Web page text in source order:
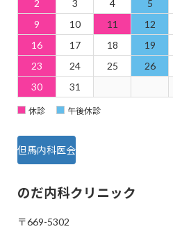
2
3 4 5
9
10 11 12
16
17 18 19
23
24 25 26
30
31
休診 午後休診
但馬内科医会
のだ内科クリニック
〒669-5302